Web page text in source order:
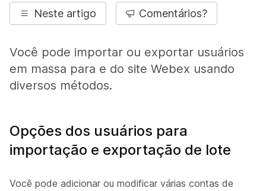
Neste artigo Comentários?
Você pode importar ou exportar usuários
em massa para e do site Webex usando
diversos métodos.
Opções dos usuários para
importação e exportação de lote
Você pode adicionar ou modificar várias contas de